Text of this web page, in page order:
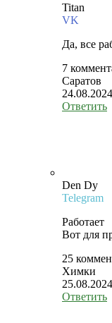
Titan
VK
Да, все
7
Саратов
24.08.2024
Ответить
Den Dy
Telegram
Работает
Вот для
25
Химки
25.08.2024
Ответить